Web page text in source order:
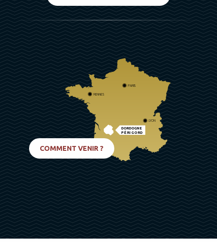
DORDOGNE
PÉRIGORD
PARIS
RENNES
LYON
COMMENT VENIR ?